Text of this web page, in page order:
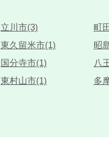
立川市(3) 町
東久留米市(1) 昭
国分寺市(1) 八
東村山市(1) 多